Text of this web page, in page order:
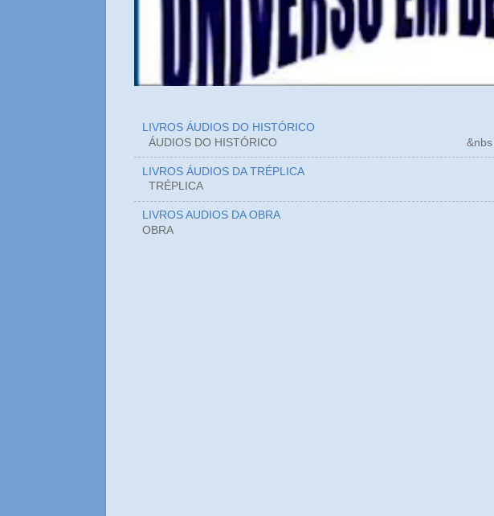
LIVROS ÁUDIOS DO HISTÓRICO
ÁUDIOS DO HISTÓRICO &nbs
LIVROS ÁUDIOS DA TRÉPLICA
TRÉPLICA
LIVROS AUDIOS DA OBRA
OBRA